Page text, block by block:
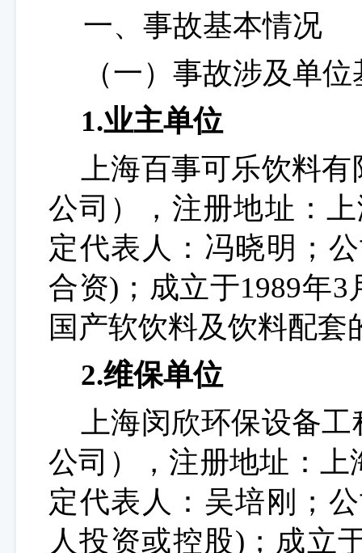
一、事故基本情况
（一）事故涉及单
1.业主单位
上海百事可乐饮料
公司），注册地址：
定代表人：冯晓明；
合资)；成立于1989年
国产软饮料及饮料配套
2.维保单位
上海闵欣环保设备
公司），注册地址：上
定代表人：吴培刚；
人投资或控股)；成立